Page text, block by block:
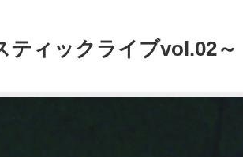
ティックライブvol.02～